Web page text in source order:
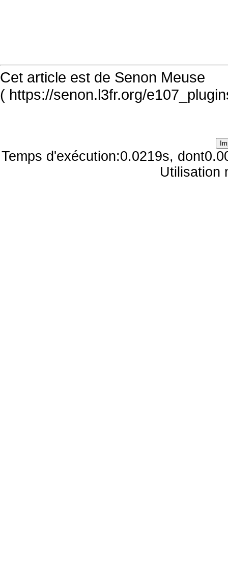
Cet article est de Senon Meuse
( https://senon.l3fr.org/
Temps d'exécution:0.0219s,
Utilisation